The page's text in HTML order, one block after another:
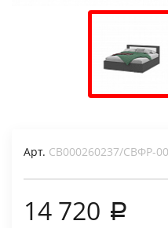
Арт. СВ000260237/СВФР-
14 720